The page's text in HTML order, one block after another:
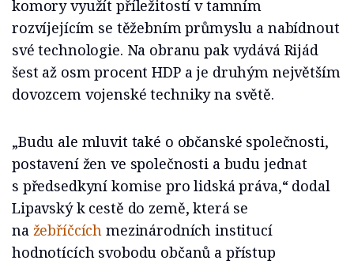
komory využít příležitostí v tamním
rozvíjejícím se těžebním průmyslu a nabídnout
své technologie. Na obranu pak vydává Rijád
šest až osm procent HDP a je druhým největším
dovozcem vojenské techniky na světě.
„Budu ale mluvit také o občanské společnosti,
postavení žen ve společnosti a budu jednat
s předsedkyní komise pro lidská práva,“ dodal
Lipavský k cestě do země, která se
na žebříčcích mezinárodních institucí
hodnotících svobodu občanů a přístup